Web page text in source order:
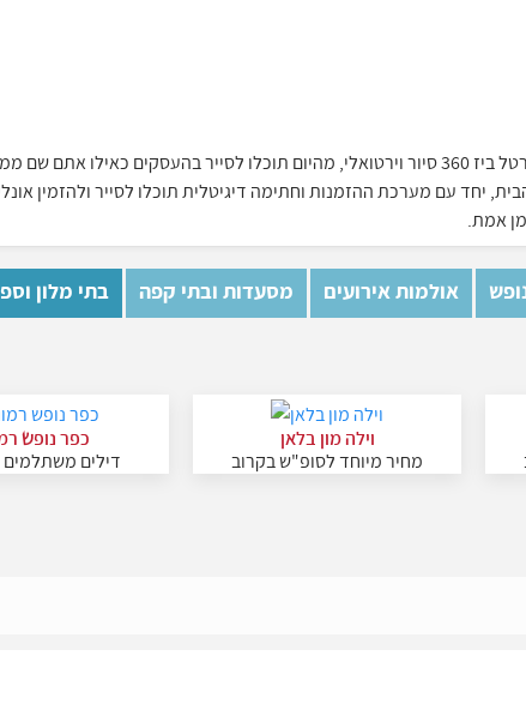
פורטל ביז 360 סיור וירטואלי, מהיום תוכלו לסייר בהעסקים כאילו
אמת.
אולמות אירועים מסעדות ובתי קפה בתי מלון
כפר נופש
דילים
וילה מון בלאן
מחיר מיוחד לסופ"ש בקרוב